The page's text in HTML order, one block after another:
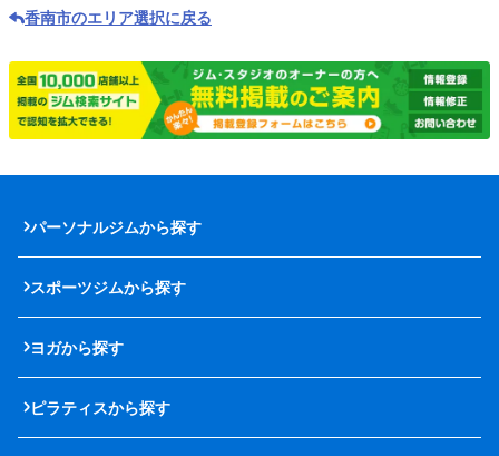
香南市のエリア選択に戻る
パーソナルジムから探す
スポーツジムから探す
ヨガから探す
ピラティスから探す